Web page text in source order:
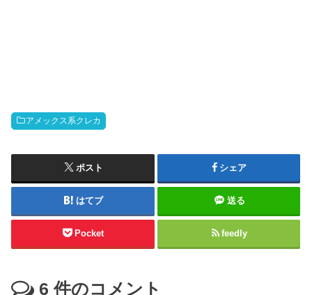
アメックス系クレカ
ポスト シェア
はてブ 送る
Pocket feedly
6 件のコメント